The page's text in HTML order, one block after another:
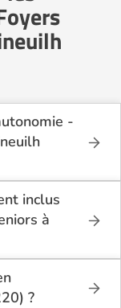
-
recense
- Foyers
inclus
à
seniors
d’un
?